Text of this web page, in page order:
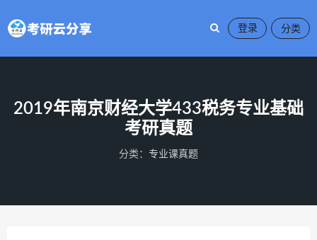
登录
2019年​南京财经大学433税务专业基础
考研真题
分类： 专业课真题